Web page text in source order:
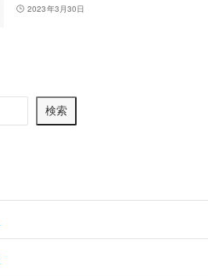
2023年3月30日
検索